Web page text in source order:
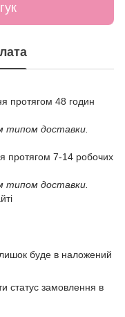
протягом 48 годин
типом доставки.
протягом 7-14 робочих
типом доставки.
буде в наложений
статус замовлення в